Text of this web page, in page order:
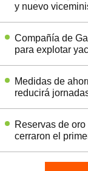
y nuevo
Compañía de
para explotar
Medidas de
reducirá
Reservas de
cerraron el